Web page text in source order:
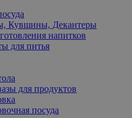
Кувшины, Декантеры
напитков
для питья
для продуктов
посуда